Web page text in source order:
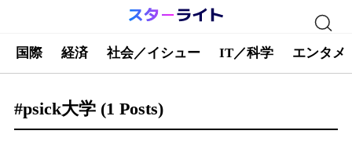
国際 経済 社会／イシュー IT／科学 エンタメ
#psick大学 (1 Posts)